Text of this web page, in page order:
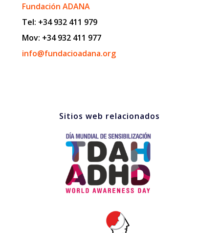
Fundación ADANA
Tel: +34 932 411 979
Mov: +34 932 411 977
info@fundacioadana.org
Sitios web relacionados